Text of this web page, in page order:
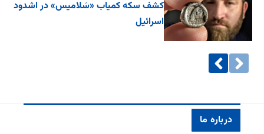
کشف سکه کمیاب «سَلامیس» در اشدود
اسرائیل
درباره ما